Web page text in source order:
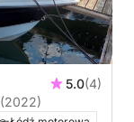
5.0(4)
(2022)